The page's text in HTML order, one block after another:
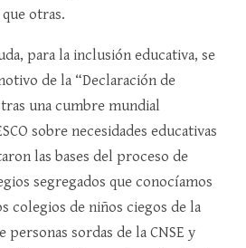
otras.
para la inclusión educativa, se
de la “Declaración de
una cumbre mundial
sobre necesidades educativas
las bases del proceso de
segregados que conocíamos
colegios de niños ciegos de la
personas sordas de la CNSE y